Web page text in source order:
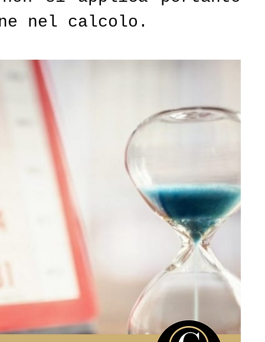
nel calcolo.